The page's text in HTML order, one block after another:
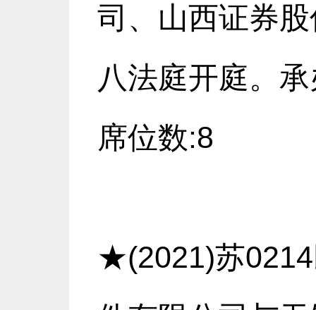
司、山西证券
八法庭开庭。
席位数:8
★(2021)苏